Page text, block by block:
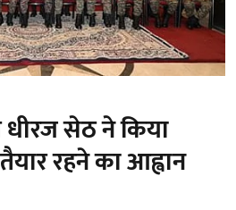
सेठ ने किया
रहने का आह्वान